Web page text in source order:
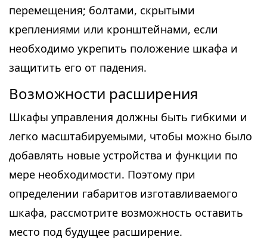
перемещения; болтами, скрытыми
креплениями или кронштейнами, если
необходимо укрепить положение шкафа и
защитить его от падения.
Возможности расширения
Шкафы управления должны быть гибкими и
легко масштабируемыми, чтобы можно было
добавлять новые устройства и функции по
мере необходимости. Поэтому при
определении габаритов изготавливаемого
шкафа, рассмотрите возможность оставить
место под будущее расширение.